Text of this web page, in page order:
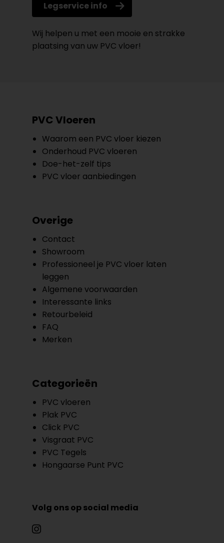
Legservice info
Wij helpen u met een mooie en strakke
plaatsing van uw PVC vloer!
PVC Vloeren
Waarom een PVC vloer kiezen
Onderhoud PVC vloeren
Doe-het-zelf tips
PVC vloer aanbiedingen
Overige
Contact
Showroom
Professioneel je PVC vloer laten
leggen
Algemene voorwaarden
Interessante links
Retourbeleid
FAQ
Merken
Categorieën
PVC vloeren
Plak PVC
Click PVC
Visgraat PVC
PVC Tegels
Hongaarse Punt PVC
Volg ons op social media